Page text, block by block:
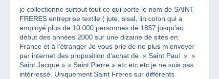
je collectionne surtout tout ce qui porte le nom de SAINT
FRERES entreprise textile ( jute, sisal, lin coton qui a
employé plus de 10 000 personnes de 1857 jusqu’au
début des années 2000 sur une dizaine de sites en
France et à l’étranger Je vous prie de ne plus m’envoyer
par internet des proposition d’achat de » Saint Paul » »
Saint Jacque » « Saint Pierre » etc etc etc je ne suis pas
intérressé. Uniquement Saint Freres sur différents